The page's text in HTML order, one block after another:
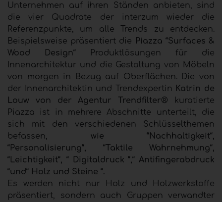
Unternehmen auf ihren Ständen anbieten, sind
die vier Quadrate der interzum wieder die
Referenzpunkte, um alle Trends zu entdecken.
Beispielsweise präsentiert die Piazza “Surfaces &
Wood Design“
Produktlösungen für die
Innenarchitektur und die Gestaltung von Möbeln
von morgen in Bezug auf Oberflächen. Die von
der Innenarchitektin und Trendexpertin Katrin de
Louw von der Agentur Trendfilter® kuratierte
Piazza ist in mehrere Abschnitte unterteilt, die
sich mit den verschiedenen Schlüsselthemen
befassen, wie “Nachhaltigkeit“,
“Personalisierung“, “Taktile Wahrnehmung“,
“Leichtigkeit“, “ Digitaldruck “,“ Antifingerabdruck
“und“ Holz und Steine ​​“.
Es werden nicht nur Holz und Holzwerkstoffe
präsentiert, sondern auch Gruppen verwandter